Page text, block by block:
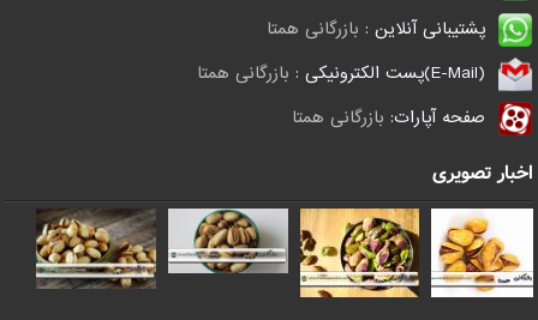
پشتیبانی آنلاین : بازرگانی همتا
(E-Mail)پست الکترونیکی :
بازرگانی همتا
صفحه آپارات: بازرگانی همتا
اخبار تصویری